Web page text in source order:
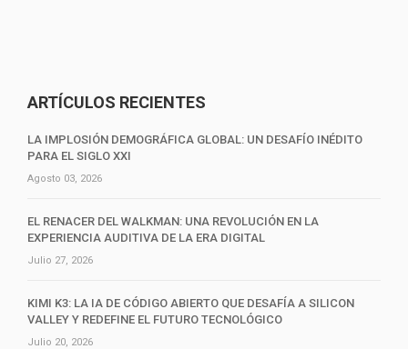
ARTÍCULOS RECIENTES
LA IMPLOSIÓN DEMOGRÁFICA GLOBAL: UN DESAFÍO INÉDITO
PARA EL SIGLO XXI
Agosto 03, 2026
EL RENACER DEL WALKMAN: UNA REVOLUCIÓN EN LA
EXPERIENCIA AUDITIVA DE LA ERA DIGITAL
Julio 27, 2026
KIMI K3: LA IA DE CÓDIGO ABIERTO QUE DESAFÍA A SILICON
VALLEY Y REDEFINE EL FUTURO TECNOLÓGICO
Julio 20, 2026